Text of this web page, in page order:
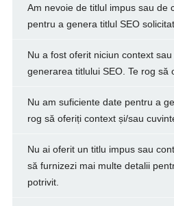
Am nevoie de titlul impus sau de
pentru a genera titlul SEO solicitat.
Nu a fost oferit niciun context
generarea titlului SEO. Te rog să
Nu am suficiente date pentru a
rog să oferiți context și/sau
Nu ai oferit un titlu impus sau
să furnizezi mai multe detalii
potrivit.